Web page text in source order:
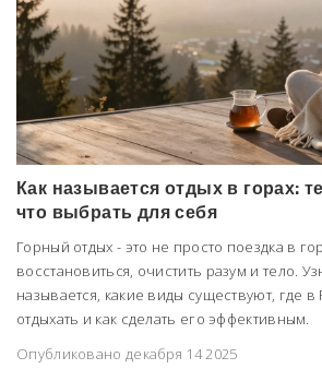
Как называется отдых в горах:
что выбрать для себя
Горный отдых - это не просто поездка в
восстановиться, очистить разум и тело.
называется, какие виды существуют, где
отдыхать и как сделать его эффективным.
Опубликовано декабря 14 2025